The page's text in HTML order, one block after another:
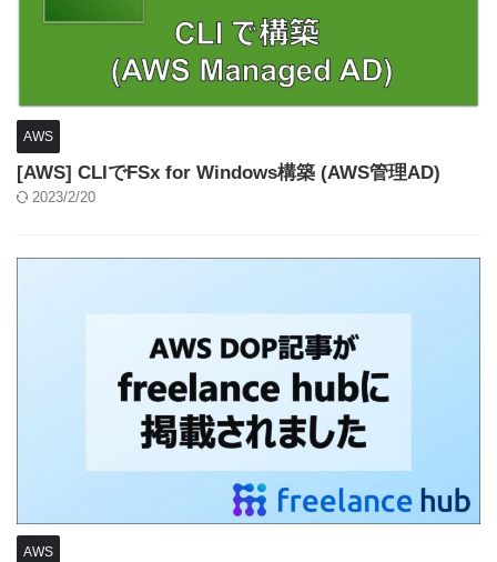
AWS
[AWS] CLIでFSx for Windows構築 (AWS管理AD)
2023/2/20
AWS